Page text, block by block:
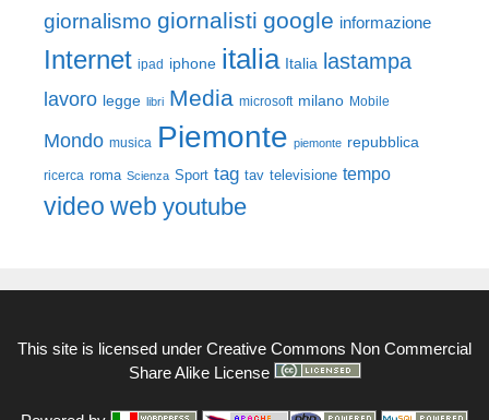
giornalismo giornalisti google informazione
Internet ipad iphone italia Italia lastampa
lavoro legge libri Media microsoft milano Mobile
Mondo musica Piemonte piemonte repubblica
ricerca roma Scienza Sport tag tav televisione tempo
video web youtube
This site is licensed under Creative Commons Non Commercial
Share Alike License